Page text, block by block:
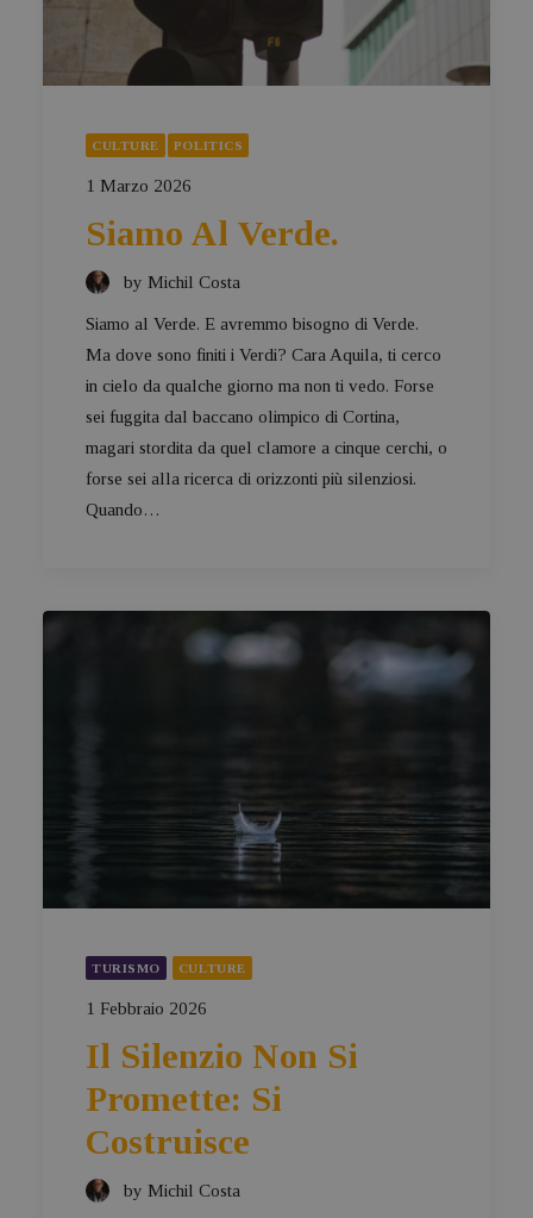
CULTURE POLITICS
1 Marzo 2026
Siamo Al Verde.
by Michil Costa
Siamo al Verde. E avremmo bisogno di Verde.
Ma dove sono finiti i Verdi? Cara Aquila, ti cerco
in cielo da qualche giorno ma non ti vedo. Forse
sei fuggita dal baccano olimpico di Cortina,
magari stordita da quel clamore a cinque cerchi, o
forse sei alla ricerca di orizzonti più silenziosi.
Quando…
TURISMO CULTURE
1 Febbraio 2026
Il Silenzio Non Si
Promette: Si
Costruisce
by Michil Costa